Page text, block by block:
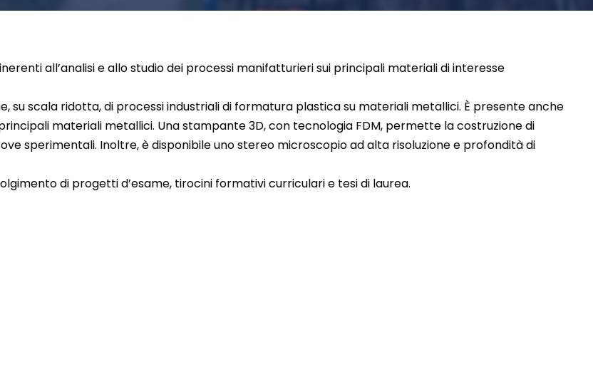
all’analisi e allo studio dei processi manifatturieri sui principali materiali di interesse
su scala ridotta, di processi industriali di formatura plastica su materiali metallici. È presente anche
materiali metallici. Una stampante 3D, con tecnologia FDM, permette la costruzione di
sperimentali. Inoltre, è disponibile uno stereo microscopio ad alta risoluzione e profondità di
di progetti d’esame, tirocini formativi curriculari e tesi di laurea.